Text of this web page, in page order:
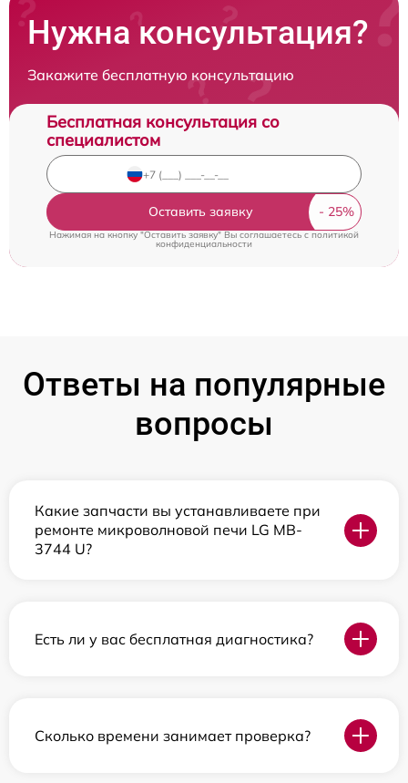
Нужна консультация?
Закажите бесплатную консультацию
Бесплатная консультация со
специалистом
Оставить заявку
Нажимая на кнопку "Оставить заявку" Вы соглашаетесь cполитикой
конфиденциальности
Ответы на популярные
вопросы
Какие запчасти вы устанавливаете при
ремонте микроволновой печи LG MB-
3744 U?
Есть ли у вас бесплатная диагностика?
Сколько времени занимает проверка?